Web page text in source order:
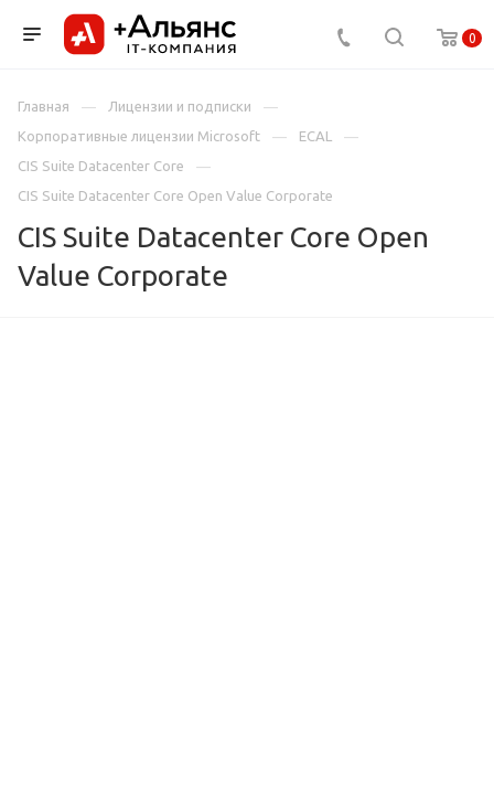
0
Главная
Лицензии и подписки
Корпоративные лицензии Microsoft
ECAL
CIS Suite Datacenter Core
CIS Suite Datacenter Core Open Value Corporate
CIS Suite Datacenter Core Open
Value Corporate